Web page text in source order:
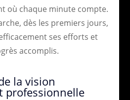
où chaque minute compte.
dès les premiers jours,
ses efforts et
accomplis.
la vision
professionnelle